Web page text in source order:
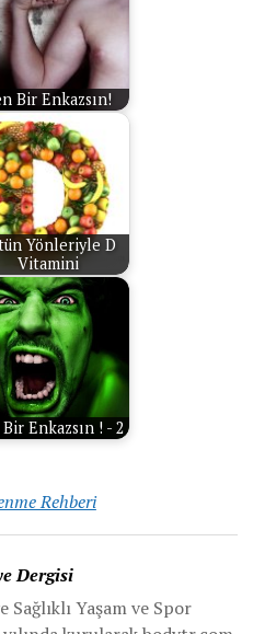
Bir Enkazsın!
Yönleriyle D
Vitamini
Enkazsın ! - 2
Rehberi
Dergisi
Sağlıklı Yaşam ve Spor